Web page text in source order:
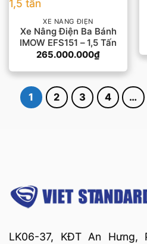
XE NÂNG ĐIỆN
Xe Nâng Điện Ba Bánh
IMOW EFS151 – 1,5 Tấn
265.000.000₫
1 2 3 4 …
LK06-37, KĐT An Hưng,